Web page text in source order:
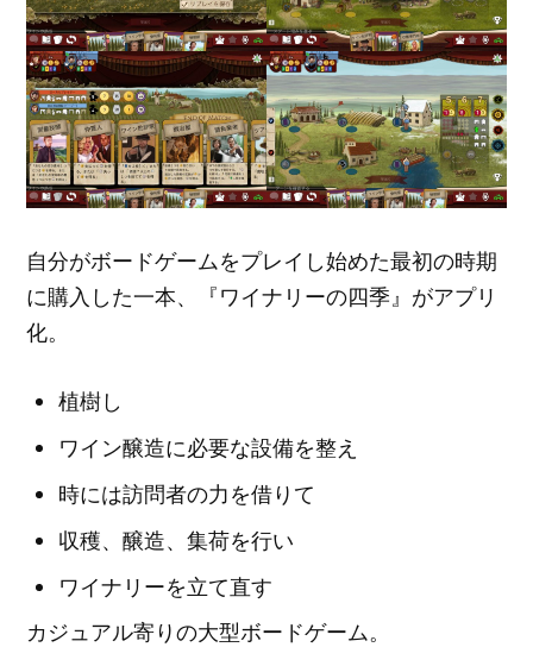
自分がボードゲームをプレイし始めた最初の時期
に購入した一本、『ワイナリーの四季』がアプリ
化。
植樹し
ワイン醸造に必要な設備を整え
時には訪問者の力を借りて
収穫、醸造、集荷を行い
ワイナリーを立て直す
カジュアル寄りの大型ボードゲーム。